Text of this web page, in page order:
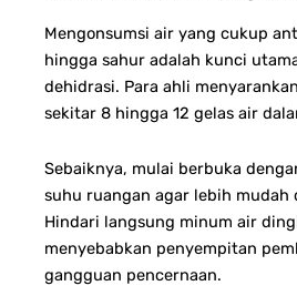
Mengonsumsi air yang cukup
hingga sahur adalah kunci
dehidrasi. Para ahli
sekitar 8 hingga 12 gelas air
Sebaiknya, mulai berbuka
suhu ruangan agar lebih mudah
Hindari langsung minum air
menyebabkan penyempitan
gangguan pencernaan.